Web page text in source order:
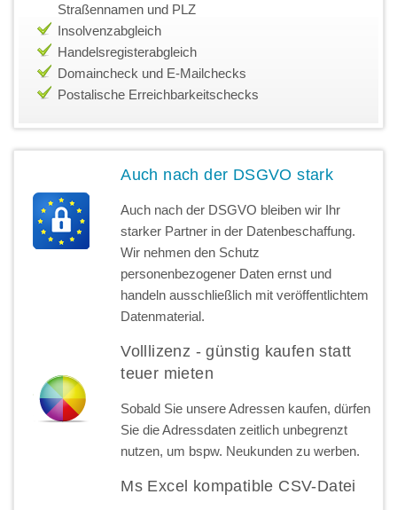
Straßennamen und PLZ
Insolvenzabgleich
Handelsregisterabgleich
Domaincheck und E-Mailchecks
Postalische Erreichbarkeitschecks
Auch nach der DSGVO stark
Auch nach der DSGVO bleiben wir Ihr
starker Partner in der Datenbeschaffung.
Wir nehmen den Schutz
personenbezogener Daten ernst und
handeln ausschließlich mit veröffentlichtem
Datenmaterial.
Volllizenz - günstig kaufen statt
teuer mieten
Sobald Sie unsere Adressen kaufen, dürfen
Sie die Adressdaten zeitlich unbegrenzt
nutzen, um bspw. Neukunden zu werben.
Ms Excel kompatible CSV-Datei